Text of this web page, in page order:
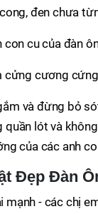
đen chưa
con cu của đàn
cửng cương cứng
và đừng bỏ
quần lót và
của các anh
Đẹp Đàn
mạnh - các chị